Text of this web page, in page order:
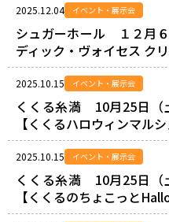
2025.12.04 イベント・展示会
シュガーホール １２月
ディック・ヴォイセス ク
2025.10.15 イベント・展示会
くくる糸満 10月25日（
【くくるハロウィンマルシ
2025.10.15 イベント・展示会
くくる糸満 10月25日（
【くくるのちょこっと